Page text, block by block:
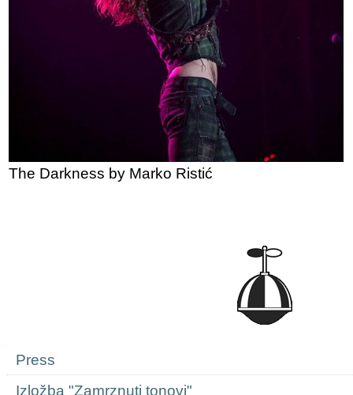
The Darkness by Marko Ristić
Press
Izložba "Zamrznuti tonovi"